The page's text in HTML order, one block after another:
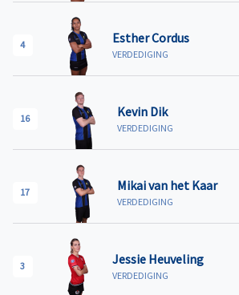
4 Esther Cordus
VERDEDIGING
16 Kevin Dik
VERDEDIGING
17 Mikai van het Kaar
VERDEDIGING
3 Jessie Heuveling
VERDEDIGING